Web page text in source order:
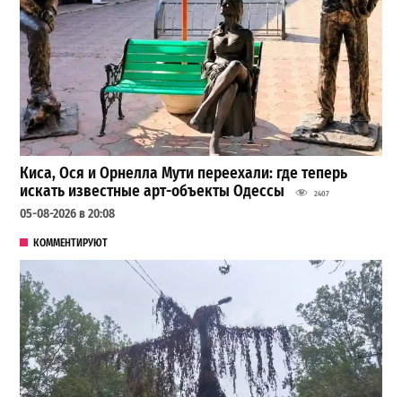
Киса, Ося и Орнелла Мути переехали: где теперь
искать известные арт-объекты Одессы
2407
05-08-2026 в 20:08
КОММЕНТИРУЮТ